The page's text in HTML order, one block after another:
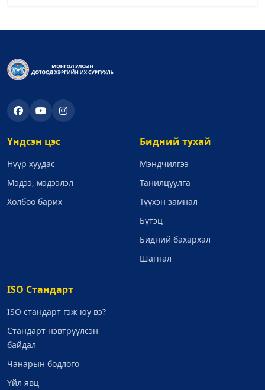
Үндсэн цэс
Нүүр хуудас
Мэдээ, мэдээлэл
Холбоо барих
Бидний тухай
Мэндчилгээ
Танилцуулга
Түүхэн замнал
Бүтэц
Бидний бахархал
Шагнал
ISO Стандарт
ISO стандарт гэж юу вэ?
Стандарт нэвтрүүлсэн
байдал
Чанарын бодлого
Үйл явц